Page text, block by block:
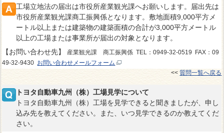
工場立地法の届出は市役所産業観光課へお願いします。届出先は
市役所産業観光課商工振興係となります。敷地面積9,000平方メ
ートル以上または建築物の建築面積の合計が3,000平方メートル
以上の工場または事業所が届出の対象となります。
【お問い合わせ先】
産業観光課 商工振興係 TEL：0949-32-0519 FAX：09
49-32-9430 お問い合わせメールフォーム
<<質問一覧へ戻る
トヨタ自動車九州（株）工場見学について
トヨタ自動車九州（株）工場を見学できると聞きましたが、申し
込み先を教えてください。また、いつ見学できるのか教えてくだ
さい。